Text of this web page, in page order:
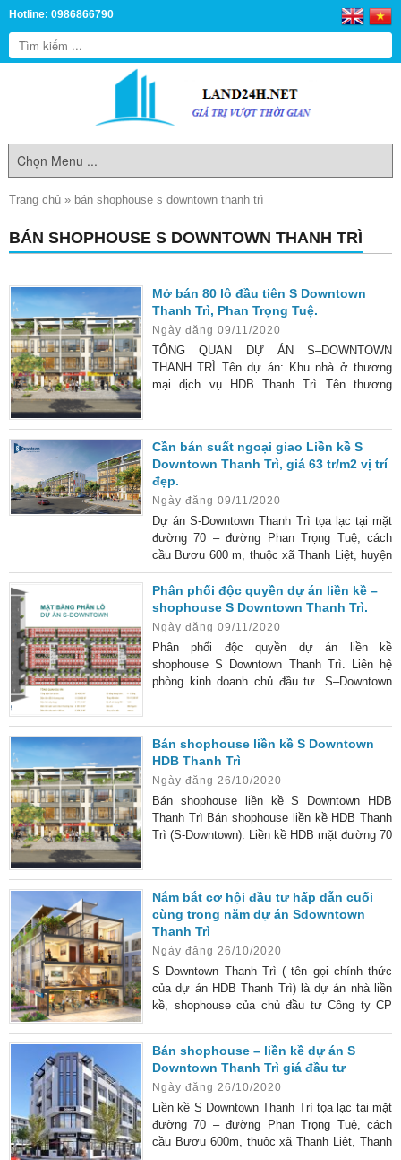
Hotline: 0986866790
Trang chủ » bán shophouse s downtown thanh trì
BÁN SHOPHOUSE S DOWNTOWN THANH TRÌ
Mở bán 80 lô đầu tiên S Downtown
Thanh Trì, Phan Trọng Tuệ.
Ngày đăng 09/11/2020
TỔNG QUAN DỰ ÁN S–DOWNTOWN
THANH TRÌ Tên dự án: Khu nhà ở thương
mại dịch vụ HDB Thanh Trì Tên thương
tập đoàn HDB Việt Nam Loại hình phát triển:
Liền kề và Shophouse Quy mô dự án: 2,04 ha
Số lượng : 160 lô Shophouse và Liền kề Diện
tích lô đất : Từ 71-82 m2 Diện tích xây dựng:
55,34 – 58,94
Cần bán suất ngoại giao Liền kề S
Downtown Thanh Trì, giá 63 tr/m2 vị trí
đẹp.
Ngày đăng 09/11/2020
Dự án S-Downtown Thanh Trì tọa lạc tại mặt
đường 70 – đường Phan Trọng Tuệ, cách
cầu Bươu 600 m, thuộc xã Thanh Liệt, huyện
Thanh Trì, Hà Nội. Dự án là cầu nối giao
thông giữa tuyến đường Quốc Lộ 1A cũ với
quận Hà Đông. Vị trí đắc địa dễ dàng kết nối
với các khu vực lân cận, nằm sát với các
trục đường lớn như đường Phan Trọng Tuệ
(Quốc Lộ 70) nối với Hà Đông; cách Quốc Lộ
1A khoảng 3,3 km; tuyếnđường nội đô
Phân phối độc quyền dự án liền kề –
shophouse S Downtown Thanh Trì.
Ngày đăng 09/11/2020
Phân phối độc quyền dự án liền kề
shophouse S Downtown Thanh Trì. Liên hệ
phòng kinh doanh chủ đầu tư. S–Downtown
Việt Nam tọa lạc tại mặt đường Phan Trọng
Tuệ, huyện Thanh Trì, Hà Nội. Dự án S-
Downtown Thanh Trì có quy mô 160 lô với
kiến trúc hiện đại, tinh tế cùng tiện nghi, đẳng
cấp với những
Bán shophouse liền kề S Downtown
HDB Thanh Trì
Ngày đăng 26/10/2020
Bán shophouse liền kề S Downtown HDB
Thanh Trì Bán shophouse liền kề HDB Thanh
Trì (S-Downtown). Liền kề HDB mặt đường 70
tiềm năng tại Hà Nội khi huyện Thanh Trì sắp
lên quận 2025, là cơ hội rất tiềm năng cho
khách hàng đầu tư và mua ở bởi vị trí và kết
nối giao thông rất thuận tiện. Vị
Nắm bắt cơ hội đầu tư hấp dẫn cuối
cùng trong năm dự án Sdowntown
Thanh Trì
Ngày đăng 26/10/2020
S Downtown Thanh Trì ( tên gọi chính thức
của dự án HDB Thanh Trì) là dự án nhà liền
kề, shophouse của chủ đầu tư Công ty CP
Bán shophouse – liền kề dự án S
Downtown Thanh Trì giá đầu tư
Ngày đăng 26/10/2020
Liền kề S Downtown Thanh Trì tọa lạc tại mặt
đường 70 – đường Phan Trọng Tuệ, cách
cầu Bươu 600m, thuộc xã Thanh Liệt, Thanh